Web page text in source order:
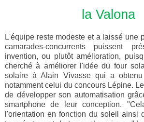
la Valona
L'équipe reste modeste et a laissé une
camarades-concurrents puissent
invention, ou plutôt amélioration,
cherché à améliorer l'idée du four
solaire à Alain Vivasse qui a
notamment celui du concours Lépine.
de développer son automatisation
smartphone de leur conception.
l'orientation en fonction du soleil ainsi